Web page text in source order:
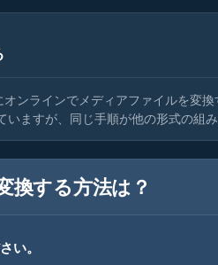
ンラインでメディアファイルを変
ますが、同じ手順が他の形式の組み
換する方法は？
い。